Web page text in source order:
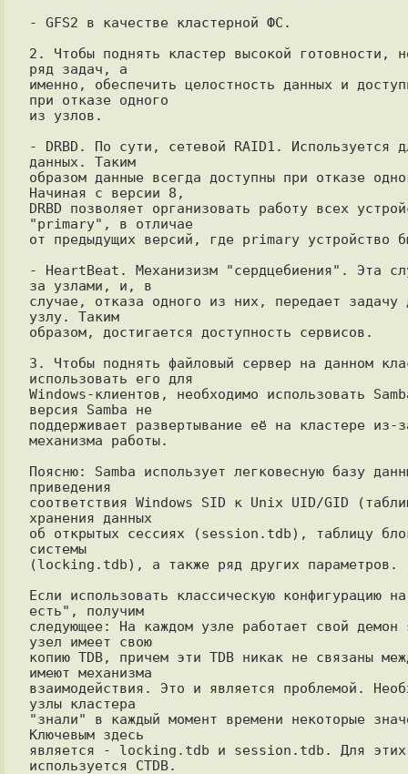
- GFS2 в качестве кластерной ФС.
2. Чтобы поднять кластер высокой готовности,
ряд задач, а
именно, обеспечить целостность данных и
при отказе одного
из узлов.
- DRBD. По сути, сетевой RAID1. Используется
данных. Таким
образом данные всегда доступны при отказе
Начиная с версии 8,
DRBD позволяет организовать работу всех
"primary", в отличае
от предыдущих версий, где primary устройство
- HeartBeat. Механизизм "сердцебиения". Эта
за узлами, и, в
случае, отказа одного из них, передает задачу
узлу. Таким
образом, достигается доступность сервисов.
3. Чтобы поднять файловый сервер на данном
использовать его для
Windows-клиентов, необходимо использовать
версия Samba не
поддерживает развертывание её на кластере из-
механизма работы.
Поясню: Samba использует легковесную базу
приведения
соответствия Windows SID к Unix UID/GID
хранения данных
об открытых сессиях (session.tdb), таблицу
системы
(locking.tdb), а также ряд других параметров.
Если использовать классическую конфигурацию
есть", получим
следующее: На каждом узле работает свой демон
узел имеет свою
копию TDB, причем эти TDB никак не связаны
имеют механизма
взаимодействия. Это и является проблемой.
узлы кластера
"знали" в каждый момент времени некоторые
Ключевым здесь
является - locking.tdb и session.tdb. Для этих
используется CTDB.